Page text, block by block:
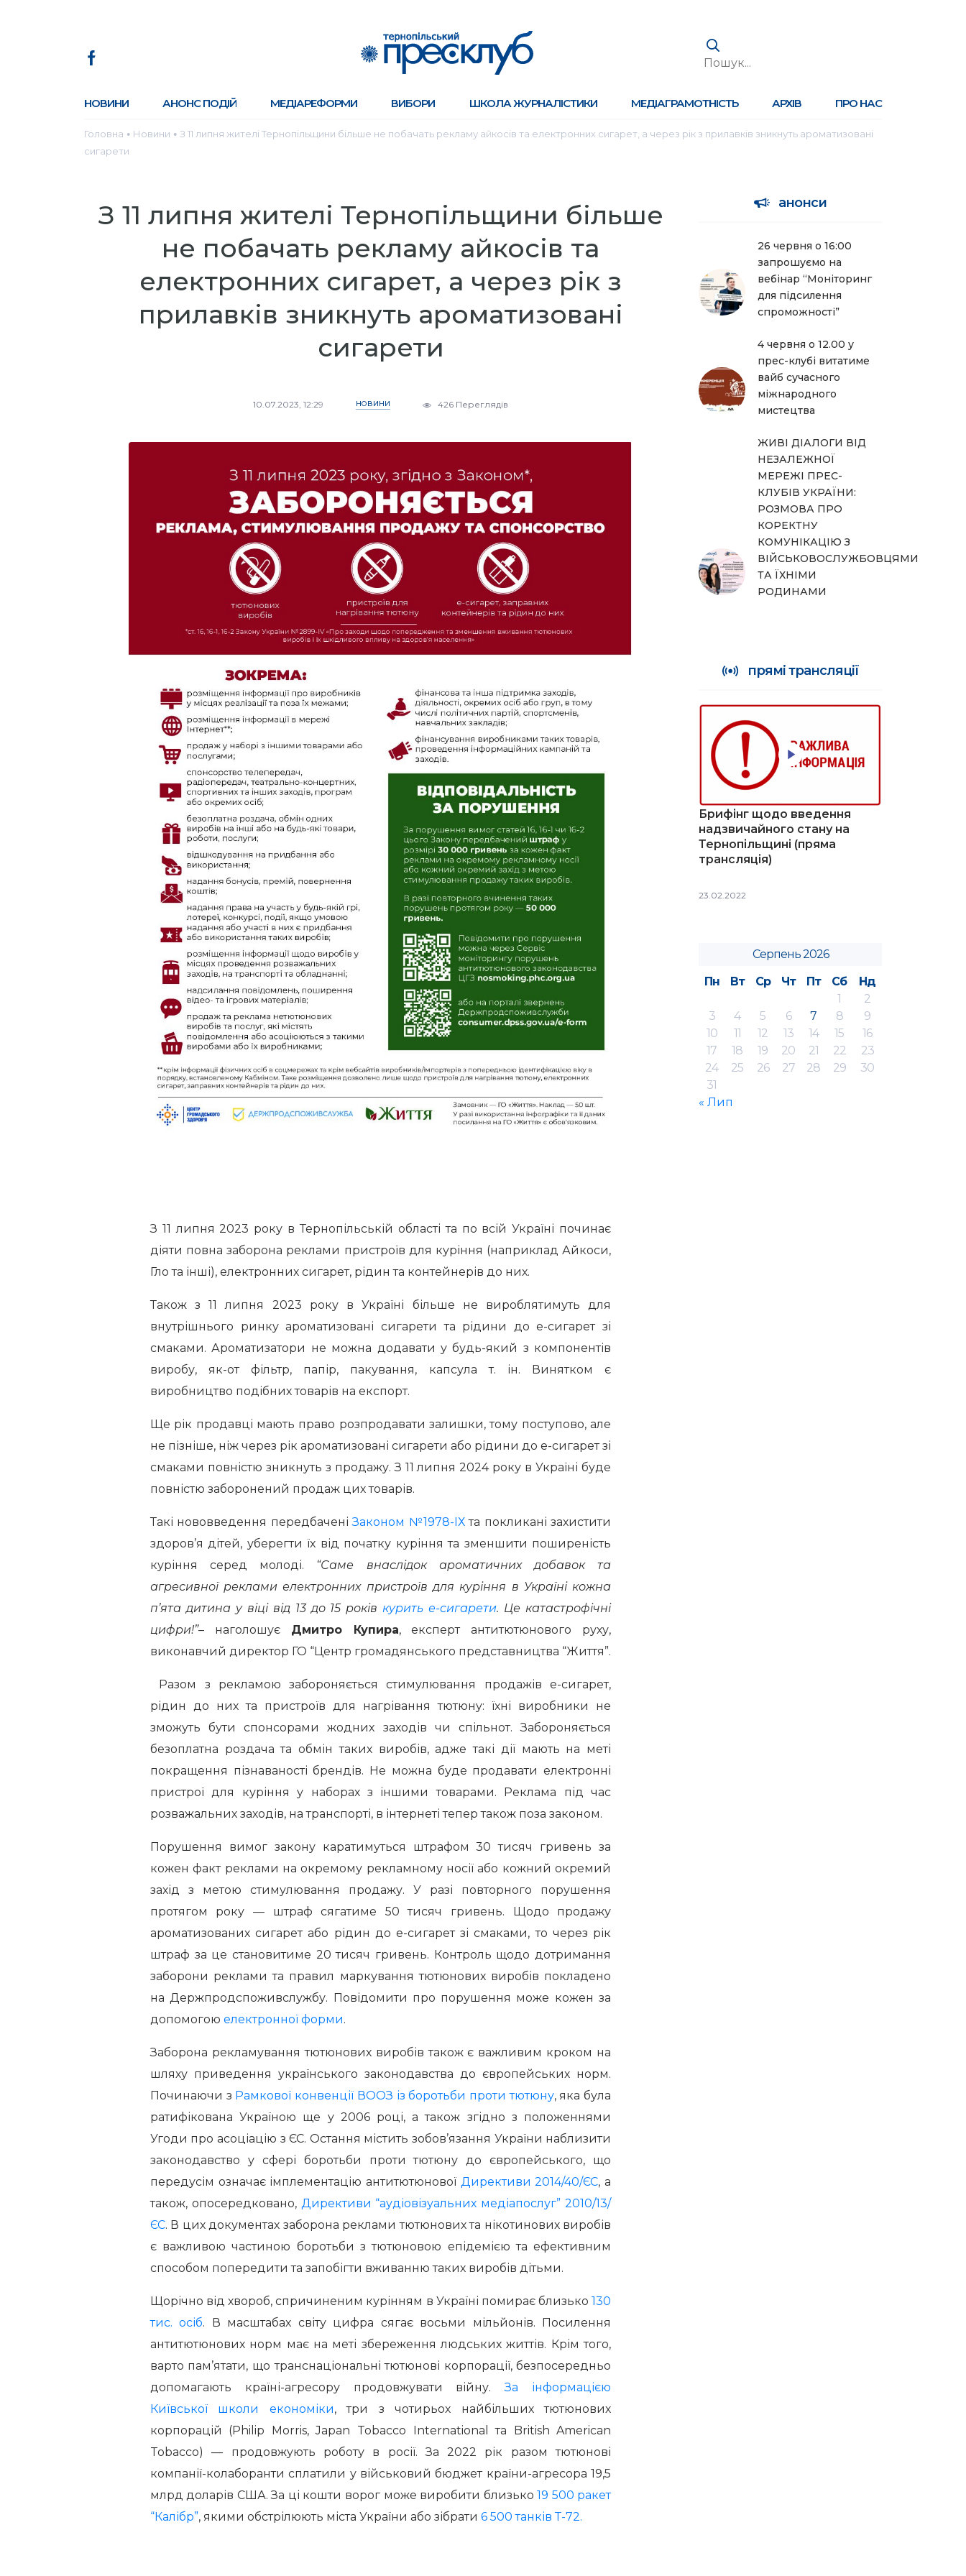
НОВИНИ АНОНС ПОДІЙ МЕДІАРЕФОРМИ ВИБОРИ ШКОЛА ЖУРНАЛІСТИКИ МЕДІАГРАМОТНІСТЬ АРХІВ ПРО НАС
Головна ● Новини ● З 11 липня жителі Тернопільщини більше не побачать рекламу айкосів та електронних сигарет, а через рік з прилавків зникнуть ароматизовані
сигарети
З 11 липня жителі Тернопільщини більше
не побачать рекламу айкосів та
електронних сигарет, а через рік з
прилавків зникнуть ароматизовані
сигарети
10.07.2023, 12:29 НОВИНИ 426 Переглядів
З 11 липня 2023 року в Тернопільській області та по всій Україні починає
діяти повна заборона реклами пристроїв для куріння (наприклад Айкоси,
Гло та інші), електронних сигарет, рідин та контейнерів до них.
Також з 11 липня 2023 року в Україні більше не вироблятимуть для
внутрішнього ринку ароматизовані сигарети та рідини до е-сигарет зі
смаками. Ароматизатори не можна додавати у будь-який з компонентів
виробу, як-от фільтр, папір, пакування, капсула т. ін. Винятком є
виробництво подібних товарів на експорт.
Ще рік продавці мають право розпродавати залишки, тому поступово, але
не пізніше, ніж через рік ароматизовані сигарети або рідини до е-сигарет зі
смаками повністю зникнуть з продажу. З 11 липня 2024 року в Україні буде
повністю заборонений продаж цих товарів.
Такі нововведення передбаченіЗаконом №1978-ІХта покликані захистити
здоров’я дітей, уберегти їх від початку куріння та зменшити поширеність
куріння серед молоді. “Саме внаслідок ароматичних добавок та
агресивної реклами електронних пристроїв для куріння в Україні кожна
п’ята дитина у віці від 13 до 15 років курить е-сигарети. Це катастрофічні
цифри!”– наголошує Дмитро Купира, експерт антитютюнового руху,
виконавчий директор ГО “Центр громадянського представництва “Життя”.
Разом з рекламою забороняється стимулювання продажів е-сигарет,
рідин до них та пристроїв для нагрівання тютюну: їхні виробники не
зможуть бути спонсорами жодних заходів чи спільнот. Забороняється
безоплатна роздача та обмін таких виробів, адже такі дії мають на меті
покращення пізнаваності брендів. Не можна буде продавати електронні
пристрої для куріння у наборах з іншими товарами. Реклама під час
розважальних заходів, на транспорті, в інтернеті тепер також поза законом.
Порушення вимог закону каратимуться штрафом 30 тисяч гривень за
кожен факт реклами на окремому рекламному носії або кожний окремий
захід з метою стимулювання продажу. У разі повторного порушення
протягом року — штраф сягатиме 50 тисяч гривень. Щодо продажу
ароматизованих сигарет або рідин до е-сигарет зі смаками, то через рік
штраф за це становитиме 20 тисяч гривень. Контроль щодо дотримання
заборони реклами та правил маркування тютюнових виробів покладено
на Держпродспоживслужбу. Повідомити про порушення може кожен за
допомогою електронної форми.
Заборона рекламування тютюнових виробів також є важливим кроком на
шляху приведення українського законодавства до європейських норм.
Починаючи з Рамкової конвенції ВООЗ із боротьби проти тютюну, яка була
ратифікована Україною ще у 2006 році, а також згідно з положеннями
Угоди про асоціацію з ЄС. Остання містить зобов’язання України наблизити
законодавство у сфері боротьби проти тютюну до європейського, що
передусім означає імплементацію антитютюнової Директиви 2014/40/ЄС, а
також, опосередковано, Директиви “аудіовізуальних медіапослуг” 2010/13/
ЄС. В цих документах заборона реклами тютюнових та нікотинових виробів
є важливою частиною боротьби з тютюновою епідемією та ефективним
способом попередити та запобігти вживанню таких виробів дітьми.
Щорічно від хвороб, спричиненим курінням в Україні помирає близько130
тис. осіб. В масштабах світу цифра сягає восьми мільйонів. Посилення
антитютюнових норм має на меті збереження людських життів. Крім того,
варто пам’ятати, що транснаціональні тютюнові корпорації, безпосередньо
допомагають країні-агресору продовжувати війну.За інформацією
Київської школи економіки, три з чотирьох найбільших тютюнових
корпорацій (Philip Morris, Japan Tobacco International та British American
Tobacco) — продовжують роботу в росії. За 2022 рік разом тютюнові
компанії-колаборанти сплатили у військовий бюджет країни-агресора 19,5
млрд доларів США. За ці кошти ворог може виробити близько19 500 ракет
“Калібр”, якими обстрілюють міста України або зібрати 6 500 танків Т-72.
анонси
26 червня о 16:00
запрошуємо на
вебінар “Моніторинг
для підсилення
спроможності”
4 червня о 12.00 у
прес-клубі витатиме
вайб сучасного
міжнародного
мистецтва
ЖИВІ ДІАЛОГИ ВІД
НЕЗАЛЕЖНОЇ
МЕРЕЖІ ПРЕС-
КЛУБІВ УКРАЇНИ:
РОЗМОВА ПРО
КОРЕКТНУ
КОМУНІКАЦІЮ З
ВІЙСЬКОВОСЛУЖБОВЦЯМИ
ТА ЇХНІМИ
РОДИНАМИ
прямі трансляції
Брифінг щодо введення
надзвичайного стану на
Тернопільщині (пряма
трансляція)
23.02.2022
Серпень 2026
Пн
Вт Ср Чт Пт Сб
Нд
1
2
3
4 5 6 7 8
9
10
11 12 13 14 15
16
17
18 19 20 21 22
23
24
25 26 27 28 29
30
31
« Лип